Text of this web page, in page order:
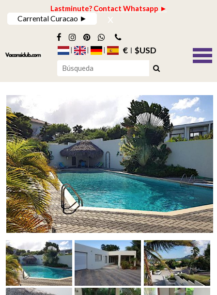
Lastminute? Contact Whatsapp ►
Carrental Curacao ► x
€ $USD